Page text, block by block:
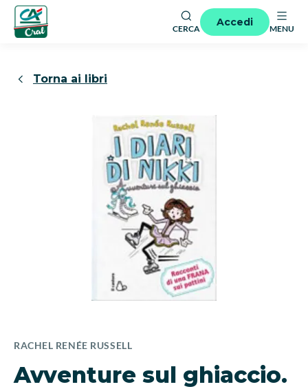
CERCA
Accedi
MENU
Torna ai libri
RACHEL RENÉE RUSSELL
Avventure sul ghiaccio.